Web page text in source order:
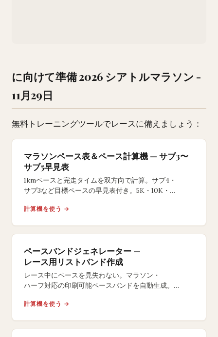
に向けて準備 2026 シアトルマラソン -
11月29日
無料トレーニングツールでレースに備えましょう：
マラソンペース表＆ペース計算機 — サブ3〜
サブ5早見表
1kmペースと完走タイムを双方向で計算。サブ4・
サブ3など目標ペースの早見表付き。5K・10K・
計算機を使う →
ペースバンドジェネレーター —
レース用リストバンド作成
レース中にペースを見失わない。マラソン・
ハーフ対応の印刷可能ペースバンドを自動生成。
ネガティブスプリット戦略やサイズ選択も自在。
計算機を使う →